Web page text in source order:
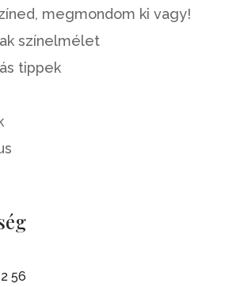
megmondom ki vagy!
színelmélet
tippek
56